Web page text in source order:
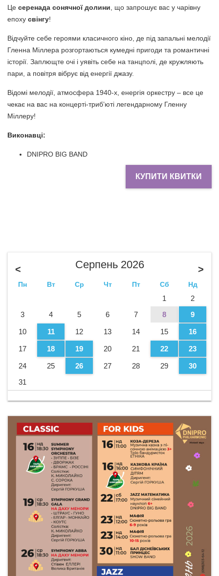
Це cеренада сонячної долини , що запрошує вас у чарівну
епоху свінгу!
Відчуйте себе героями класичного кіно, де під запальні мелодії
Гленна Міллера розгортаються кумедні пригоди та романтичні
історії. Заплющте очі і уявіть себе на танцполі, де кружляють
пари, а повітря вібрує від енергії джазу.
Відомі мелодії, атмосфера 1940-х, енергія оркестру – все це
чекає на вас на концерті-триб’юті легендарному Гленну
Міллеру!
Виконавці:
DNIPRO BIG BAND
КУПИТИ КВИТКИ
Серпень 2026 >
<
Пн Вт Ср Чт Пт Сб Нд
1
2
3
4 5 6 7 8 9
10 11 12 13 14 15 16
17 18 19 20 21 22 23
24 25 26 27 28 29
30
31